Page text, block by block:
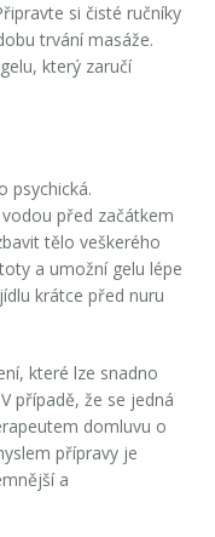
si čisté ručníky
trvání masáže.
, který zaručí
psychická.
před začátkem
tělo veškerého
a umožní gelu lépe
krátce přednuru
které lze snadno
případě, že se jedná
domluvu o
přípravy je
a